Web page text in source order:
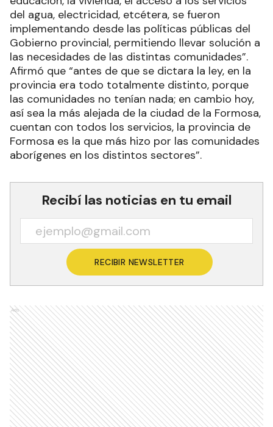
del agua, electricidad, etcétera, se fueron
implementando desde las políticas públicas del
Gobierno provincial, permitiendo llevar solución a
las necesidades de las distintas comunidades”.
Afirmó que “antes de que se dictara la ley, en la
provincia era todo totalmente distinto, porque
las comunidades no tenían nada; en cambio hoy,
así sea la más alejada de la ciudad de la Formosa,
cuentan con todos los servicios, la provincia de
Formosa es la que más hizo por las comunidades
aborígenes en los distintos sectores”.
Recibí las noticias en tu email
RECIBIR NEWSLETTER
Ads